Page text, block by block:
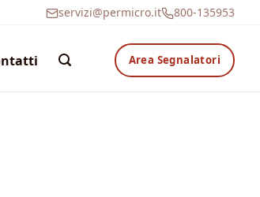
servizi@permicro.it 800-135953
Area Segnalatori